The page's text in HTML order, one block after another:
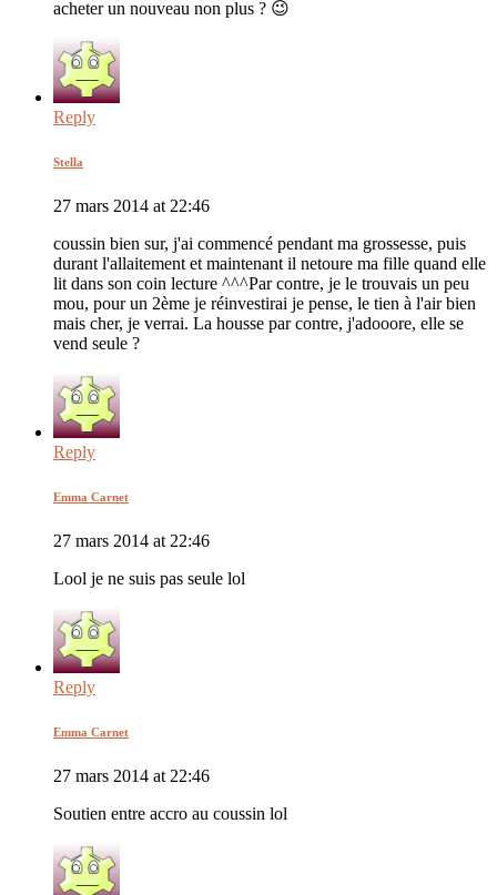
acheter un nouveau non plus ? 😉
Reply
Stella
27 mars 2014 at 22:46
coussin bien sur, j'ai commencé pendant ma grossesse, puis
durant l'allaitement et maintenant il netoure ma fille quand elle
lit dans son coin lecture ^^^Par contre, je le trouvais un peu
mou, pour un 2ème je réinvestirai je pense, le tien à l'air bien
mais cher, je verrai. La housse par contre, j'adooore, elle se
vend seule ?
Reply
Emma Carnet
27 mars 2014 at 22:46
Lool je ne suis pas seule lol
Reply
Emma Carnet
27 mars 2014 at 22:46
Soutien entre accro au coussin lol